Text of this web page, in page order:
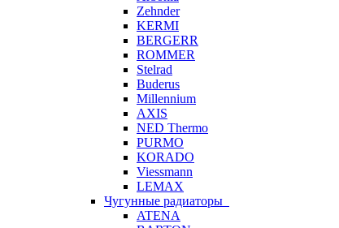
Zehnder
KERMI
BERGERR
ROMMER
Stelrad
Buderus
Millennium
AXIS
NED Thermo
PURMO
KORADO
Viessmann
LEMAX
Чугунные радиаторы
ATENA